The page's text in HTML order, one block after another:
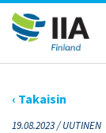
Siirry
sisältöön
›ARTIKKELIT›THE
UNDERSTANDING,
‹ Takaisin
19.08.2023 /UUTINEN